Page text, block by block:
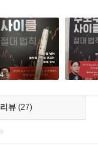
전환이라는 내부 엔진의
서 격렬하게 흔들리는 과
종료를 알리는 구체적인
. 〈175쪽〉
국과 미국 시장의 주도주
은 단순히 ‘언제 오를 것인
4
뷰 (27)